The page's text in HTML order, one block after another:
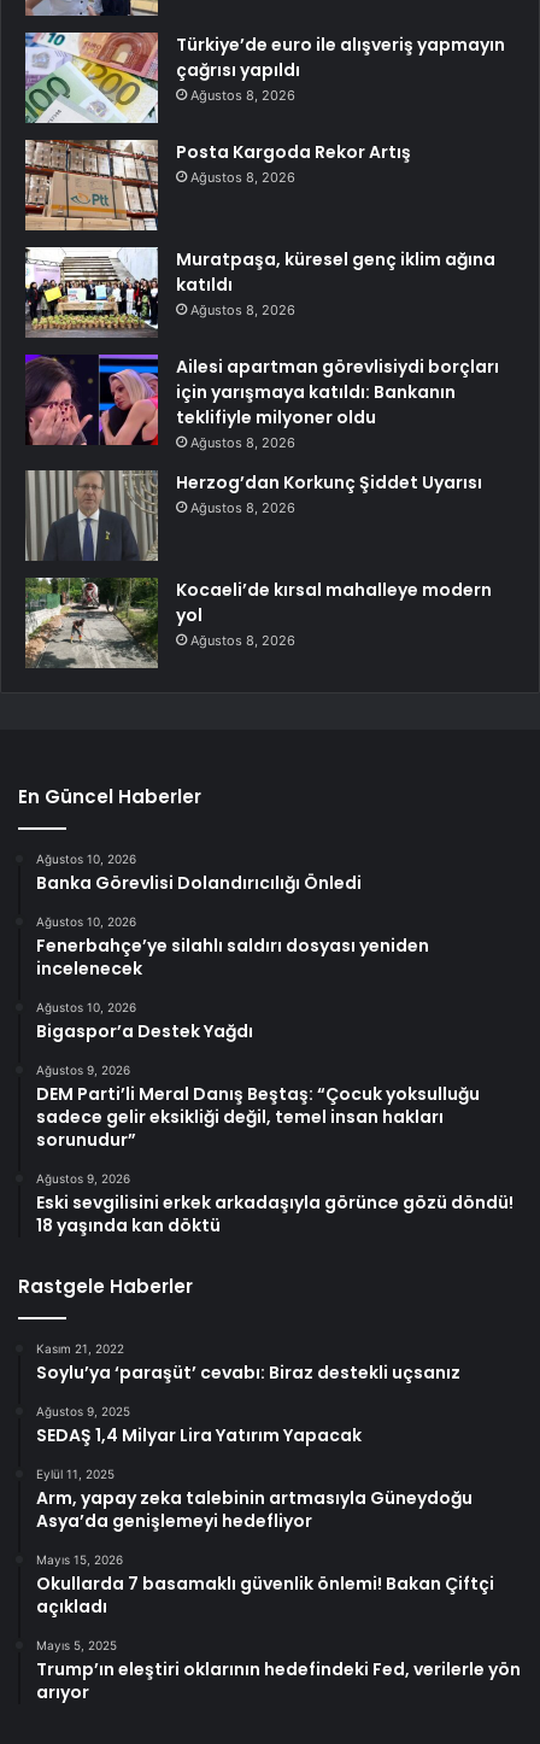
Türkiye’de euro ile alışveriş yapmayın
çağrısı yapıldı
Ağustos 8, 2026
Posta Kargoda Rekor Artış
Ağustos 8, 2026
Muratpaşa, küresel genç iklim ağına
katıldı
Ağustos 8, 2026
Ailesi apartman görevlisiydi borçları
için yarışmaya katıldı: Bankanın
teklifiyle milyoner oldu
Ağustos 8, 2026
Herzog’dan Korkunç Şiddet Uyarısı
Ağustos 8, 2026
Kocaeli’de kırsal mahalleye modern
yol
Ağustos 8, 2026
En Güncel Haberler
Ağustos 10, 2026
Banka Görevlisi Dolandırıcılığı Önledi
Ağustos 10, 2026
Fenerbahçe’ye silahlı saldırı dosyası yeniden
incelenecek
Ağustos 10, 2026
Bigaspor’a Destek Yağdı
Ağustos 9, 2026
DEM Parti’li Meral Danış Beştaş: “Çocuk yoksulluğu
sadece gelir eksikliği değil, temel insan hakları
sorunudur”
Ağustos 9, 2026
Eski sevgilisini erkek arkadaşıyla görünce gözü döndü!
18 yaşında kan döktü
Rastgele Haberler
Kasım 21, 2022
Soylu’ya ‘paraşüt’ cevabı: Biraz destekli uçsanız
Ağustos 9, 2025
SEDAŞ 1,4 Milyar Lira Yatırım Yapacak
Eylül 11, 2025
Arm, yapay zeka talebinin artmasıyla Güneydoğu
Asya’da genişlemeyi hedefliyor
Mayıs 15, 2026
Okullarda 7 basamaklı güvenlik önlemi! Bakan Çiftçi
açıkladı
Mayıs 5, 2025
Trump’ın eleştiri oklarının hedefindeki Fed, verilerle yön
arıyor